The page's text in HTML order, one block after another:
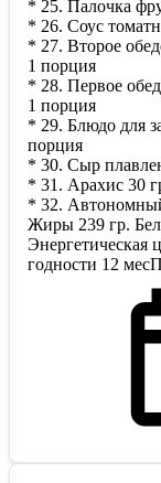
* 25. Палочка
* 26. Соус
* 27. Второе
1 порция
* 28. Первое
1 порция
* 29. Блюдо для
порция
* 30. Сыр
* 31. Арахис 30
* 32.
Жиры 239 гр.
Энергетическая
годности 12